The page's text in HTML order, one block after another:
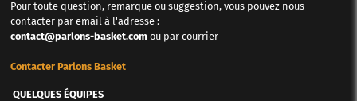
Pour toute question, remarque ou suggestion, vous pouvez nous
contacter par email à l'adresse :
contact@parlons-basket.com ou par courrier
Contacter Parlons Basket
QUELQUES ÉQUIPES